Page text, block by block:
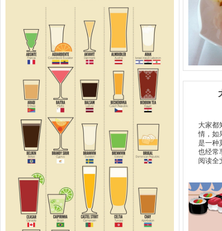
大家都
情，如
是一种
也经常
阅读全